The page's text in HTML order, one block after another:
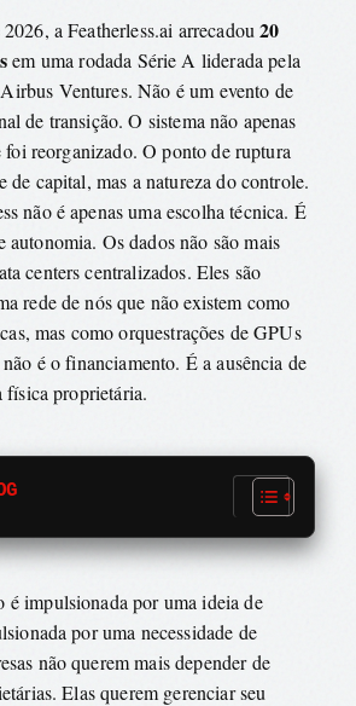
a Featherless.ai arrecadou20
em uma rodada Série A liderada pela
Ventures. Não é um evento de
de transição. O sistema não apenas
reorganizado. O ponto de ruptura
de capital, mas a natureza do controle.
não é apenas uma escolha técnica. É
autonomia. Os dados não são mais
centers centralizados. Eles são
rede de nós que não existem como
mas como orquestrações de GPUs
é o financiamento. É a ausência de
física proprietária.
é impulsionada por uma ideia de
por uma necessidade de
não querem mais depender de
Elas querem gerenciar seu